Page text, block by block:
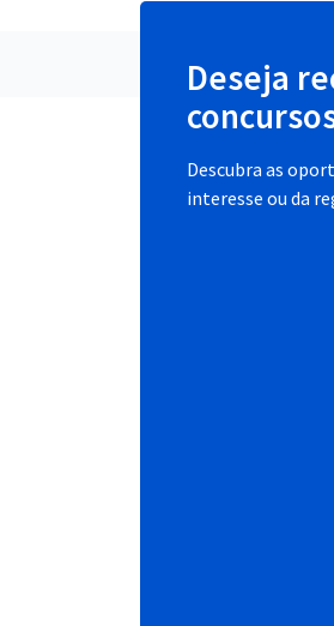
Deseja
Descubra as
interesse ou da